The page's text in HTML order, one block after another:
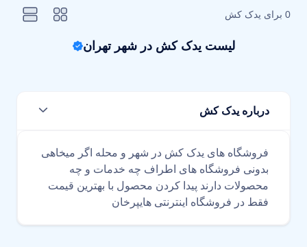
0 برای یدک کش
لیست یدک کش در شهر تهران
درباره یدک کش
فروشگاه های یدک کش در شهر و محله اگر میخاهی
بدونی فروشگاه های اطراف چه خدمات و چه
محصولات دارند پیدا کردن محصول با بهترین قیمت
فقط در فروشگاه اینترنتی هایپرخان